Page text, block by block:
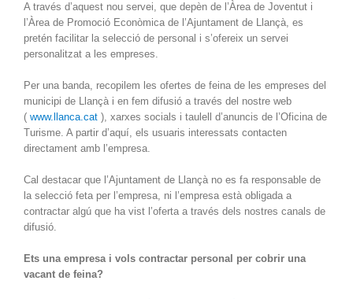
A través d’aquest nou servei, que depèn de l’Àrea de Joventut i
l’Àrea de Promoció Econòmica de l’Ajuntament de Llançà, es
pretén facilitar la selecció de personal i s’ofereix un servei
personalitzat a les empreses.
Per una banda, recopilem les ofertes de feina de les empreses del
municipi de Llançà i en fem difusió a través del nostre web
( www.llanca.cat ), xarxes socials i taulell d’anuncis de l’Oficina de
Turisme. A partir d’aquí, els usuaris interessats contacten
directament amb l’empresa.
Cal destacar que l’Ajuntament de Llançà no es fa responsable de
la selecció feta per l’empresa, ni l’empresa està obligada a
contractar algú que ha vist l’oferta a través dels nostres canals de
difusió.
Ets una empresa i vols contractar personal per cobrir una
vacant de feina?